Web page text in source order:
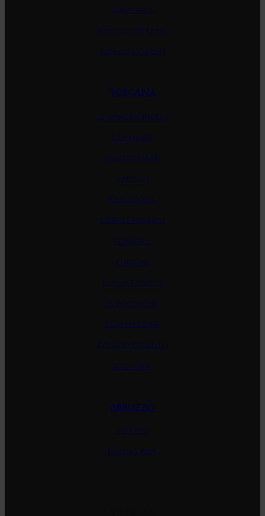
Luigi Pira
Nervi Conterno
Renato Corino
TOSCANA
Gianni Brunelli
Le Chiuse
Mastrojanni
Baricci
Cerbaiona
Conti Costanti
Fontodi
Fuligni
Il Marroneto
Il Poggione
Le Potazzine
Poggio di Sotto
Salvioni
ABRUZZO
Tiberio
Emidio Pepe